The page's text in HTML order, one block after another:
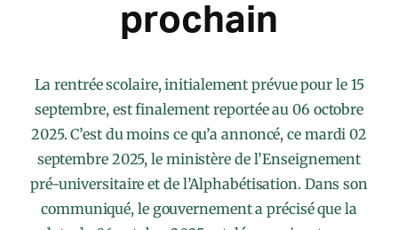
prochain
La rentrée scolaire, initialement prévue pour le 15
septembre, est finalement reportée au 06 octobre
2025. C’est du moins ce qu’a annoncé, ce mardi 02
septembre 2025, le ministère de l’Enseignement
pré-universitaire et de l’Alphabétisation. Dans son
communiqué, le gouvernement a précisé que la